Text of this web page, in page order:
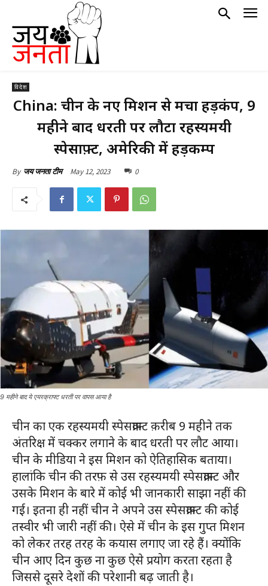
विदेश
China: चीन के नए मिशन से मचा हड़कंप, 9
महीने बाद धरती पर लौटा रहस्यमयी
स्पेसक्राफ़्ट, अमेरिकी में हड़कम्प
By जय जनता टीम May 12, 2023 0
9 महीने बाद ये एयरक्राफ्ट धरती पर वापस आया है
चीन का एक रहस्यमयी स्पेसक्राफ़्ट क़रीब 9 महीने तक
अंतरिक्ष में चक्कर लगाने के बाद धरती पर लौट आया।
चीन के मीडिया ने इस मिशन को ऐतिहासिक बताया।
हालांकि चीन की तरफ़ से उस रहस्यमयी स्पेसक्राफ़्ट और
उसके मिशन के बारे में कोई भी जानकारी साझा नहीं की
गई। इतना ही नहीं चीन ने अपने उस स्पेसक्राफ़्ट की कोई
तस्वीर भी जारी नहीं की। ऐसे में चीन के इस गुप्त मिशन
को लेकर तरह तरह के कयास लगाए जा रहे हैं। क्योंकि
चीन आए दिन कुछ ना कुछ ऐसे प्रयोग करता रहता है
जिससे दूसरे देशों की परेशानी बढ़ जाती है।